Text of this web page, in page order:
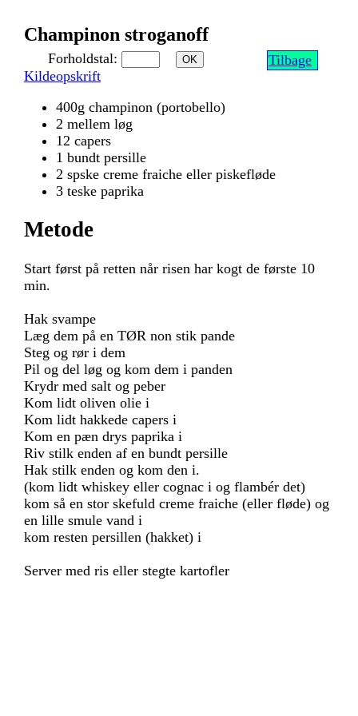
Champinon stroganoff
Forholdstal: OK
Tilbage
Kildeopskrift
400g champinon (portobello)
2 mellem løg
12 capers
1 bundt persille
2 spske creme fraiche eller piskefløde
3 teske paprika
Metode
Start først på retten når risen har kogt de første 10
min.
Hak svampe
Læg dem på en TØR non stik pande
Steg og rør i dem
Pil og del løg og kom dem i panden
Krydr med salt og peber
Kom lidt oliven olie i
Kom lidt hakkede capers i
Kom en pæn drys paprika i
Riv stilk enden af en bundt persille
Hak stilk enden og kom den i.
(kom lidt whiskey eller cognac i og flambér det)
kom så en stor skefuld creme fraiche (eller fløde) og
en lille smule vand i
kom resten persillen (hakket) i
Server med ris eller stegte kartofler